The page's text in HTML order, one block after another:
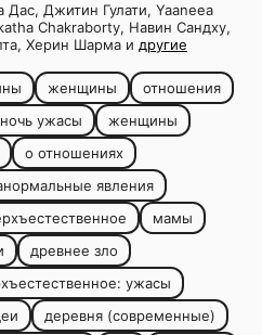
Дас, Джитин Гулати, Yaaneea
Chakraborty, Навин Сандху,
Херин Шарма и другие
женщины
отношения
ужасы
женщины
о отношениях
явления
мамы
древнее зло
ужасы
деревня (современные)